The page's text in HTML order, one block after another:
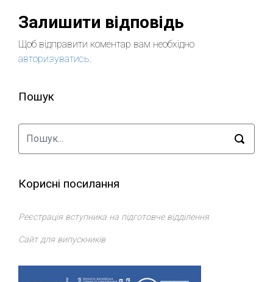
Залишити відповідь
Щоб відправити коментар вам необхідно
авторизуватись.
Пошук
Корисні посилання
Реєстрація вступника на підготовче відділення
Сайт для випускників